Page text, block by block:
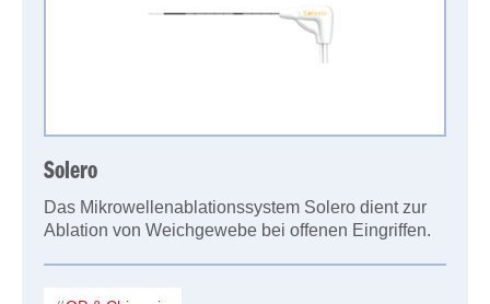
Solero
Das Mikrowellenablationssystem Solero dient zur
Ablation von Weichgewebe bei offenen Eingriffen.